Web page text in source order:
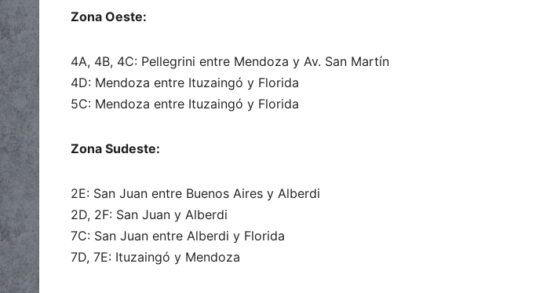
Zona Oeste:
4A, 4B, 4C: Pellegrini entre Mendoza y Av. San Martín
4D: Mendoza entre Ituzaingó y Florida
5C: Mendoza entre Ituzaingó y Florida
Zona Sudeste:
2E: San Juan entre Buenos Aires y Alberdi
2D, 2F: San Juan y Alberdi
7C: San Juan entre Alberdi y Florida
7D, 7E: Ituzaingó y Mendoza